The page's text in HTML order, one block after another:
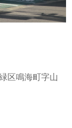
区鳴海町字山